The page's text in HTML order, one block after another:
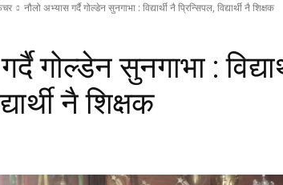
नौलो अभ्यास गर्दै गोल्डेन सुनगाभा : विद्यार्थी नै प्रिन्सिपल, विद्यार्थी नै शिक्षक
गोल्डेन सुनगाभा :
नै शिक्षक